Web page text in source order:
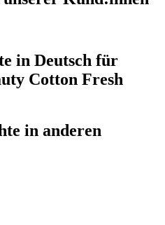
in Deutsch für
Cotton Fresh
in anderen